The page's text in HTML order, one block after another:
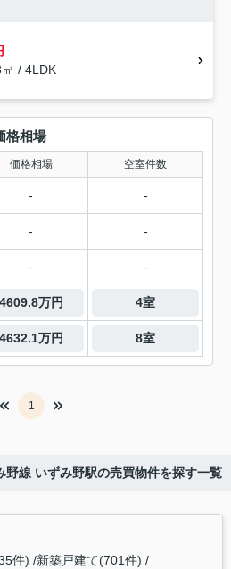
/ 4LDK
格相場
価格相場 空室件数
- -
- -
- -
4609.8万円 4室
4632.1万円 8室
1
野線 いずみ野駅の売買物件を探す一覧
件) 新築戸建て(701件)